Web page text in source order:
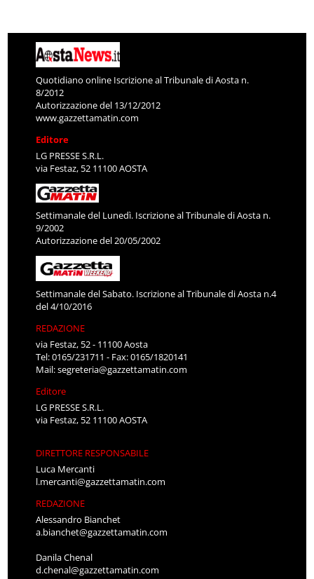
Quotidiano online Iscrizione al Tribunale di Aosta n.
8/2012
Autorizzazione del 13/12/2012
www.gazzettamatin.com
Editore
LG PRESSE S.R.L.
via Festaz, 52 11100 AOSTA
Settimanale del Lunedì. Iscrizione al Tribunale di Aosta n.
9/2002
Autorizzazione del 20/05/2002
Settimanale del Sabato. Iscrizione al Tribunale di Aosta n.4
del 4/10/2016
REDAZIONE
via Festaz, 52 - 11100 Aosta
Tel: 0165/231711 - Fax: 0165/1820141
Mail:segreteria@gazzettamatin.com
Editore
LG PRESSE S.R.L.
via Festaz, 52 11100 AOSTA
DIRETTORE RESPONSABILE
Luca Mercanti
l.mercanti@gazzettamatin.com
REDAZIONE
Alessandro Bianchet
a.bianchet@gazzettamatin.com
Danila Chenal
d.chenal@gazzettamatin.com